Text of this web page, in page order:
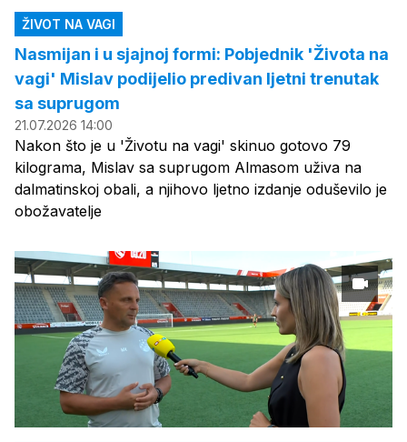
ŽIVOT NA VAGI
Nasmijan i u sjajnoj formi: Pobjednik 'Života na
vagi' Mislav podijelio predivan ljetni trenutak
sa suprugom
21.07.2026 14:00
Nakon što je u 'Životu na vagi' skinuo gotovo 79
kilograma, Mislav sa suprugom Almasom uživa na
dalmatinskoj obali, a njihovo ljetno izdanje oduševilo je
obožavatelje